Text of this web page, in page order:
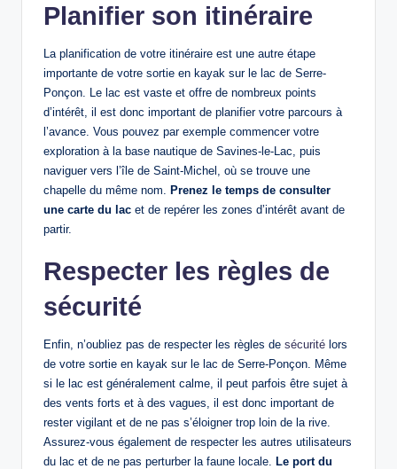
Planifier son itinéraire
La planification de votre itinéraire est une autre étape
importante de votre sortie en kayak sur le lac de Serre-
Ponçon. Le lac est vaste et offre de nombreux points
d’intérêt, il est donc important de planifier votre parcours à
l’avance. Vous pouvez par exemple commencer votre
exploration à la base nautique de Savines-le-Lac, puis
naviguer vers l’île de Saint-Michel, où se trouve une
chapelle du même nom.
Prenez le temps de consulter
une carte du lac et de repérer les zones d’intérêt avant de
partir.
Respecter les règles de
sécurité
Enfin, n’oubliez pas de respecter les règles de sécurité lors
de votre sortie en kayak sur le lac de Serre-Ponçon. Même
si le lac est généralement calme, il peut parfois être sujet à
des vents forts et à des vagues, il est donc important de
rester vigilant et de ne pas s’éloigner trop loin de la rive.
Assurez-vous également de respecter les autres utilisateurs
du lac et de ne pas perturber la faune locale.
Le port du